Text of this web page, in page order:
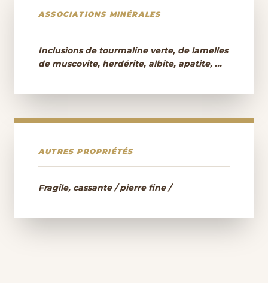
ASSOCIATIONS MINÉRALES
Inclusions de tourmaline verte, de lamelles
de muscovite, herdérite, albite, apatite, ...
AUTRES PROPRIÉTÉS
Fragile, cassante / pierre fine /